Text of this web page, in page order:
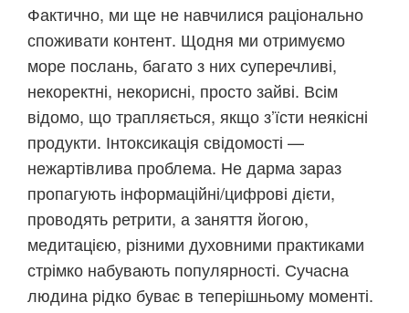
Фактично, ми ще не навчилися раціонально
споживати контент. Щодня ми отримуємо
море послань, багато з них суперечливі,
некоректні, некорисні, просто зайві. Всім
відомо, що трапляється, якщо з’їсти неякісні
продукти. Інтоксикація свідомості —
нежартівлива проблема. Не дарма зараз
пропагують інформаційні/цифрові дієти,
проводять ретрити, а заняття йогою,
медитацією, різними духовними практиками
стрімко набувають популярності. Сучасна
людина рідко буває в теперішньому моменті.